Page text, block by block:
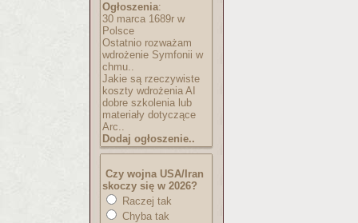
Ogłoszenia:
30 marca 1689r w
Polsce
Ostatnio rozważam
wdrożenie Symfonii w
chmu..
Jakie są rzeczywiste
koszty wdrożenia AI
dobre szkolenia lub
materiały dotyczące
Arc..
Dodaj ogłoszenie..
Czy wojna USA/Iran
skoczy się w 2026?
Raczej tak
Chyba tak